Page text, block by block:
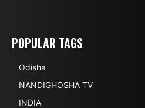
POPULAR TAGS
Odisha
NANDIGHOSHA TV
INDIA